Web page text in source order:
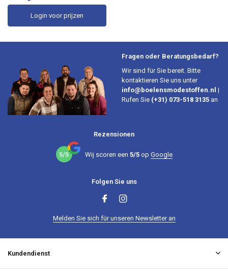
Login voor prijzen
Fragen oder Beratungsbedarf?
Wir sind für Sie bereit. Bitte
kontaktieren Sie uns unter
info@boelensmodestoffen.nl |
Rufen Sie (+31) 073-518 3135 an
Rezensionen
5/5 Wij scoren een 5/5op Google
Folgen Sie uns
Melden Sie sich für unseren Newsletter an
Kundendienst